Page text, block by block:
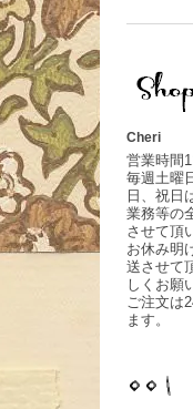
Cheri
営業時間
毎週土曜
日、祝日
業務等の
させて頂
お休み明
送させて
しくお願
ご注文は
ます。